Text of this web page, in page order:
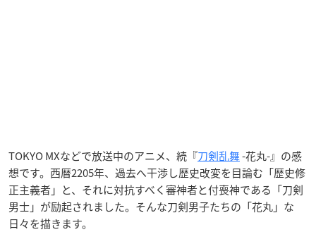
TOKYO MXなどで放送中のアニメ、続『刀剣乱舞-花丸-』の感
想です。西暦2205年、過去へ干渉し歴史改変を目論む「歴史修
正主義者」と、それに対抗すべく審神者と付喪神である「刀剣
男士」が励起されました。そんな刀剣男子たちの「花丸」な
日々を描きます。